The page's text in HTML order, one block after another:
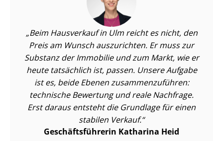
Beim Hausverkauf in Ulm reicht es nicht, den
Preis am Wunsch auszurichten. Er muss zur
Substanz der Immobilie und zum Markt, wie er
heute tatsächlich ist, passen. Unsere Aufgabe
ist es, beide Ebenen zu­sam­men­zu­füh­ren:
technische Bewertung und reale Nachfrage.
Erst daraus entsteht die Grundlage für einen
stabilen Verkauf.
Ge­schäfts­füh­re­rin Katharina Heid